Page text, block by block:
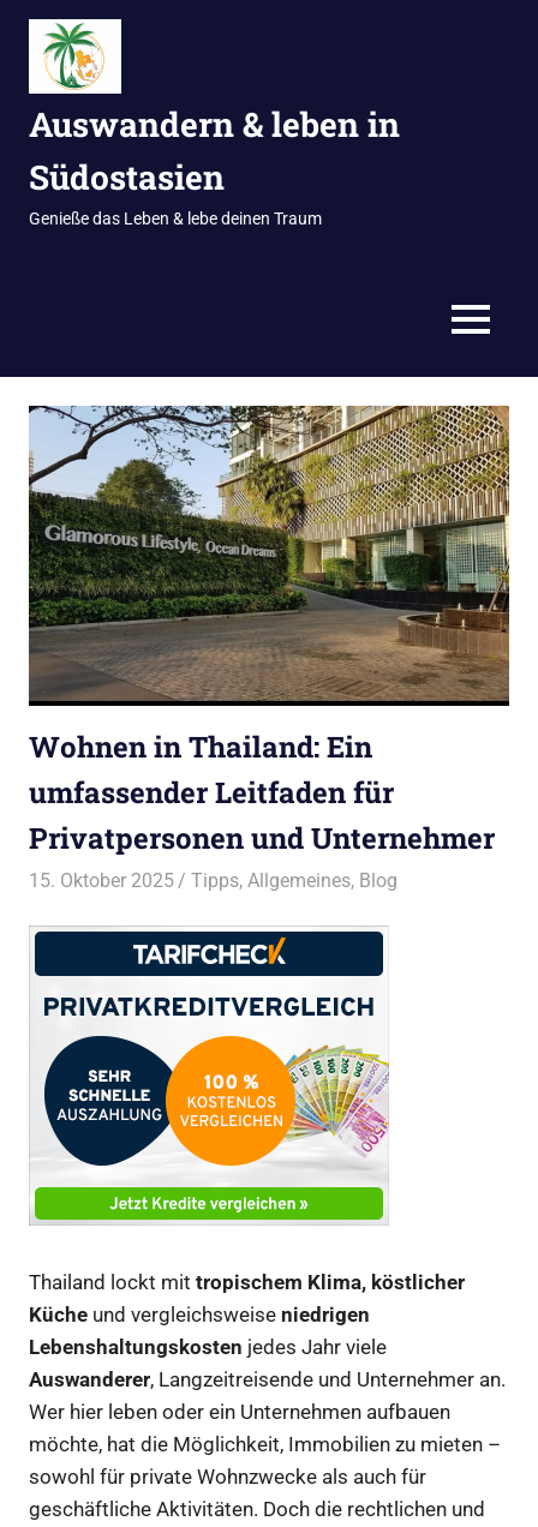
Zum
Inhalt
springen
Auswandern & leben in
Südostasien
Genieße das Leben & lebe deinen Traum
MENÜ
Wohnen in Thailand: Ein
umfassender Leitfaden für
Privatpersonen und Unternehmer
15. Oktober 2025 Bruno Müller
Tipps, Allgemeines, Blog
Thailand lockt mit tropischem Klima, köstlicher
Küche und vergleichsweise niedrigen
Lebenshaltungskosten jedes Jahr viele
Auswanderer, Langzeitreisende und Unternehmer an.
Wer hier leben oder ein Unternehmen aufbauen
möchte, hat die Möglichkeit, Immobilien zu mieten –
sowohl für private Wohnzwecke als auch für
geschäftliche Aktivitäten. Doch die rechtlichen und